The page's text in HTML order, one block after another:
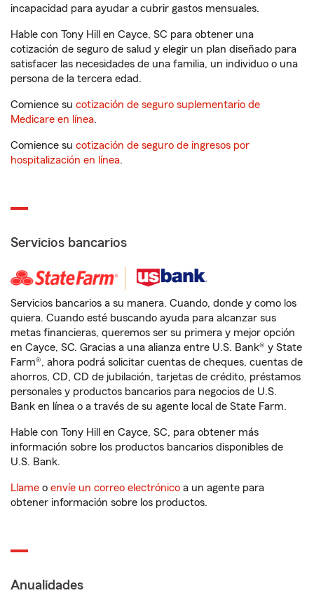
incapacidad para ayudar a cubrir gastos mensuales.
Hable con Tony Hill en Cayce, SC para obtener una
cotización de seguro de salud y elegir un plan diseñado para
satisfacer las necesidades de una familia, un individuo o una
persona de la tercera edad.
Comience su cotización de seguro suplementario de
Medicare en línea.
Comience su cotización de seguro de ingresos por
hospitalización en línea.
Servicios bancarios
Servicios bancarios a su manera. Cuando, donde y como los
quiera. Cuando esté buscando ayuda para alcanzar sus
metas financieras, queremos ser su primera y mejor opción
en Cayce, SC. Gracias a una alianza entre U.S. Bank® y State
Farm®, ahora podrá solicitar cuentas de cheques, cuentas de
ahorros, CD, CD de jubilación, tarjetas de crédito, préstamos
personales y productos bancarios para negocios de U.S.
Bank en línea o a través de su agente local de State Farm.
Hable con Tony Hill en Cayce, SC, para obtener más
información sobre los productos bancarios disponibles de
U.S. Bank.
Llame o envíe un correo electrónico a un agente para
obtener información sobre los productos.
Anualidades